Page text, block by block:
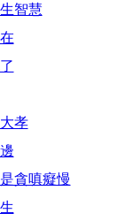
智慧
孝
貪嗔癡慢